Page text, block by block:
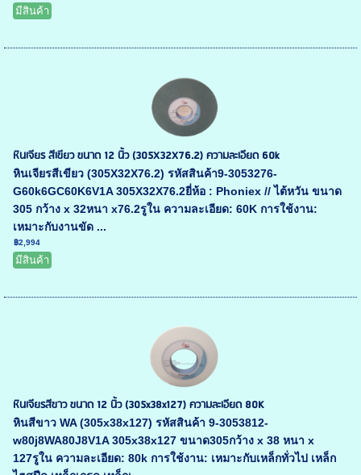
มีสินค้า
หินเจียร สีเขียว ขนาด 12 นิ้ว (305X32X76.2) ความละเอียด 60k
หินเจียรสีเขียว (305X32X76.2) รหัสสินค้า9-3053276-
G60k6GC60K6V1A 305X32X76.2ยี่ห้อ : Phoniex // ไต้หวัน ขนาด
305 กว้าง x 32หนา x76.2รูใน ความละเอียด: 60K การใช้งาน:
เหมาะกับงานขัด ...
฿2,994
มีสินค้า
หินเจียรสีขาว ขนาด 12 นิ้ว (305x38x127) ความละเอียด 80K
หินสีขาว WA (305x38x127) รหัสสินค้า 9-3053812-
w80j8WA80J8V1A 305x38x127 ขนาด305กว้าง x 38 หนา x
127รูใน ความละเอียด: 80k การใช้งาน: เหมาะกับเหล็กทั่วไป เหล็ก